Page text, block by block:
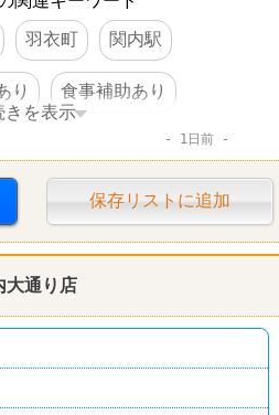
羽衣町 関内駅
り 食事補助あり
きを表示
1日前
保存リストに追加
大通り店